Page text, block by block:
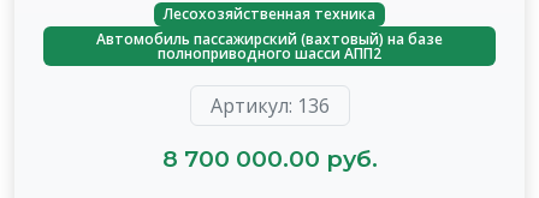
Лесохозяйственная техника
Автомобиль пассажирский (вахтовый) на базе
полноприводного шасси АПП2
Артикул: 136
8 700 000.00 руб.